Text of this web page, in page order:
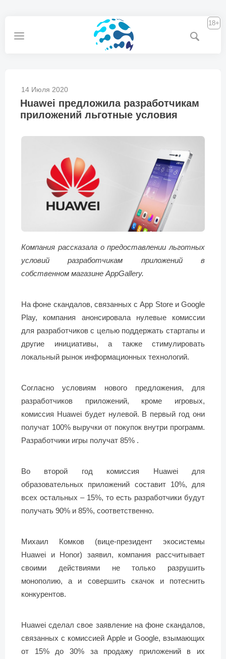
18+
14 Июля 2020
Huawei предложила разработчикам
приложений льготные условия
Компания рассказала о предоставлении льготных
условий разработчикам приложений в
собственном магазине AppGallery.
На фоне скандалов, связанных с App Store и Google
Play, компания анонсировала нулевые комиссии
для разработчиков с целью поддержать стартапы и
другие инициативы, а также стимулировать
локальный рынок информационных технологий.
Согласно условиям нового предложения, для
разработчиков приложений, кроме игровых,
комиссия Huawei будет нулевой. В первый год они
получат 100% выручки от покупок внутри программ.
Разработчики игры получат 85% .
Во второй год комиссия Huawei для
образовательных приложений составит 10%, для
всех остальных – 15%, то есть разработчики будут
получать 90% и 85%, соответственно.
Михаил Комков (вице-президент экосистемы
Huawei и Honor) заявил, компания рассчитывает
своими действиями не только разрушить
монополию, а и совершить скачок и потеснить
конкурентов.
Huawei сделал свое заявление на фоне скандалов,
связанных с комиссией Apple и Google, взымающих
от 15% до 30% за продажу приложений в их